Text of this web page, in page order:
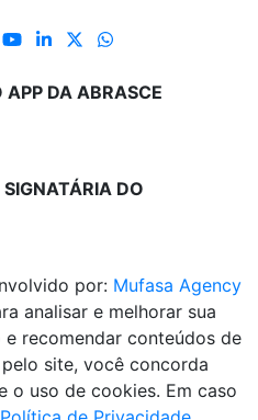
APP DA ABRASCE
DO
por: Mufasa Agency
analisar e melhorar sua
recomendar conteúdos de
site, você concorda
o uso de cookies. Em caso